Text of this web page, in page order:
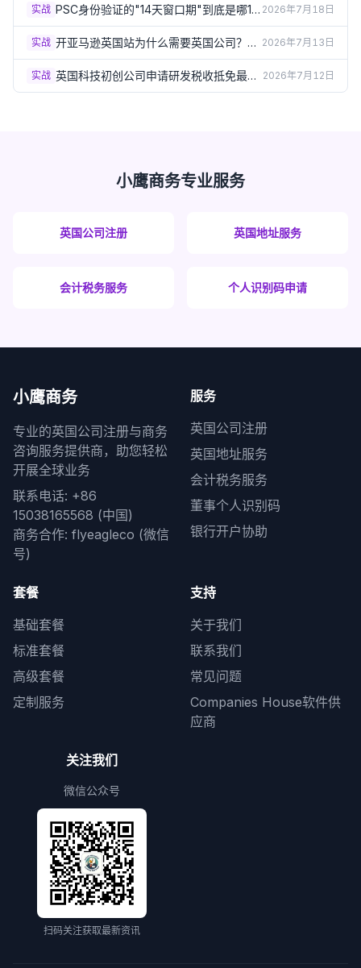
（2026）
实战 PSC身份验证的"14天窗口期"到底是哪14
天？出生月份规则详解（2026）
2026年7月18日
实战 开亚马逊英国站为什么需要英国公司？企
业卖家资质要求详解（2026）
2026年7月13日
实战 英国科技初创公司申请研发税收抵免最容
易踩的5个坑（2026）
2026年7月12日
小鹰商务专业服务
英国公司注册 英国地址服务
会计税务服务 个人识别码申请
小鹰商务
专业的英国公司注册与商务
咨询服务提供商，助您轻松
开展全球业务
联系电话: +86
15038165568 (中国)
商务合作: flyeagleco (微信
号)
服务
英国公司注册
英国地址服务
会计税务服务
董事个人识别码
银行开户协助
套餐
基础套餐
标准套餐
高级套餐
定制服务
支持
关于我们
联系我们
常见问题
Companies House软件供
应商
关注我们
微信公众号
扫码关注获取最新资讯